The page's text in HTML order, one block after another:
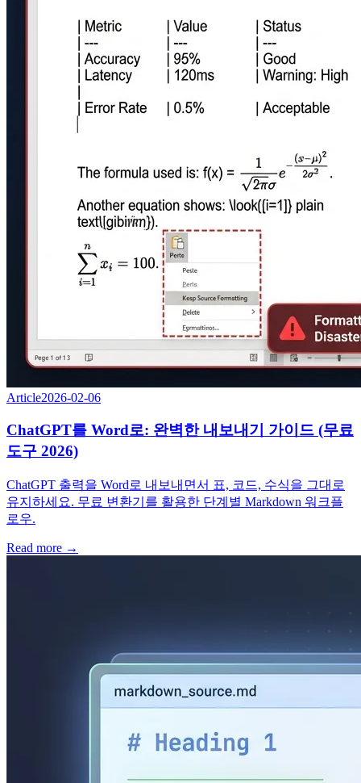
Article2026-02-06
ChatGPT를 Word로: 완벽한 내보내기 가이드 (무료
도구 2026)
ChatGPT 출력을 Word로 내보내면서 표, 코드, 수식을 그대로
유지하세요. 무료 변환기를 활용한 단계별 Markdown 워크플
로우.
Read more →